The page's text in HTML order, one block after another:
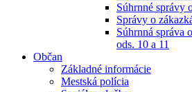
Súhrnné správy
Správy o
Súhrnná správa
ods. 10 a 11
Občan
Základné informácie
Mestská polícia